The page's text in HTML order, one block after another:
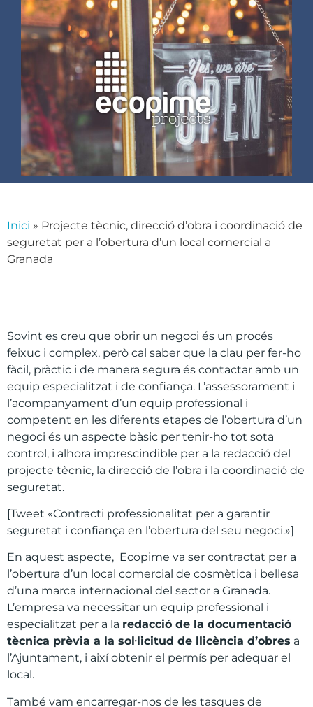
Inici » Projecte tècnic, direcció d’obra i coordinació de
seguretat per a l’obertura d’un local comercial a
Granada
Sovint es creu que obrir un negoci és un procés
feixuc i complex, però cal saber que la clau per fer-ho
fàcil, pràctic i de manera segura és contactar amb un
equip especialitzat i de confiança. L’assessorament i
l’acompanyament d’un equip professional i
competent en les diferents etapes de l’obertura d’un
negoci és un aspecte bàsic per tenir-ho tot sota
control, i alhora imprescindible per a la redacció del
projecte tècnic, la direcció de l’obra i la coordinació de
seguretat.
[Tweet «Contracti professionalitat per a garantir
seguretat i confiança en l’obertura del seu negoci.»]
En aquest aspecte, Ecopime va ser contractat per a
l’obertura d’un local comercial de cosmètica i bellesa
d’una marca internacional del sector a Granada.
L’empresa va necessitar un equip professional i
especialitzat per a la redacció de la documentació
tècnica prèvia a la sol·licitud de llicència d’obres a
l’Ajuntament, i així obtenir el permís per adequar el
local.
També vam encarregar-nos de les tasques de